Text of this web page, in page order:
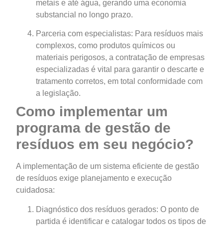
metais e até água, gerando uma economia
substancial no longo prazo.
Parceria com especialistas: Para resíduos mais
complexos, como produtos químicos ou
materiais perigosos, a contratação de empresas
especializadas é vital para garantir o descarte e
tratamento corretos, em total conformidade com
a legislação.
Como implementar um
programa de gestão de
resíduos em seu negócio?
A implementação de um sistema eficiente de gestão
de resíduos exige planejamento e execução
cuidadosa:
Diagnóstico dos resíduos gerados: O ponto de
partida é identificar e catalogar todos os tipos de